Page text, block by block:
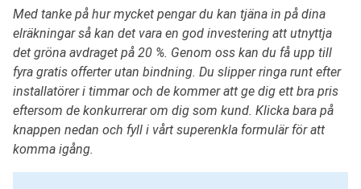
Med tanke på hur mycket pengar du kan tjäna in på dina
elräkningar så kan det vara en god investering att utnyttja
det gröna avdraget på 20 %. Genom oss kan du få upp till
fyra gratis offerter utan bindning. Du slipper ringa runt efter
installatörer i timmar och de kommer att ge dig ett bra pris
eftersom de konkurrerar om dig som kund. Klicka bara på
knappen nedan och fyll i vårt superenkla formulär för att
komma igång.